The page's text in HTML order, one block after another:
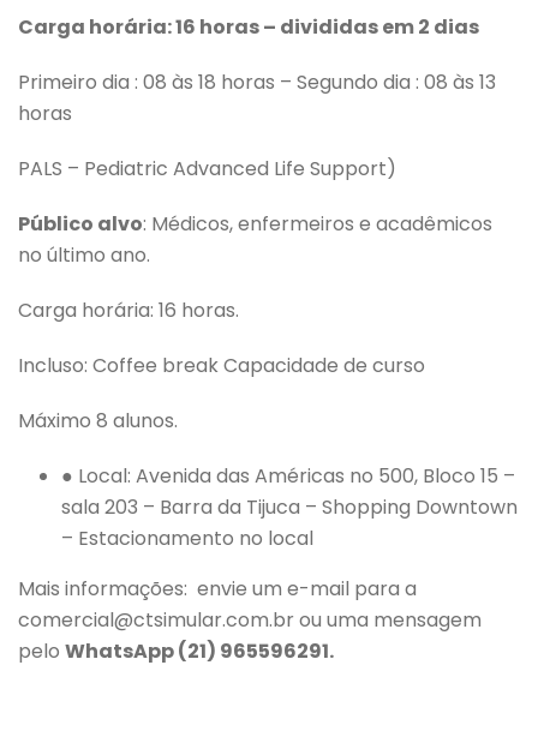
Carga horária: 16 horas – divididas em 2 dias
Primeiro dia : 08 às 18 horas – Segundo dia : 08 às 13
horas
PALS – Pediatric Advanced Life Support)
Público alvo: Médicos, enfermeiros e acadêmicos
no último ano.
Carga horária: 16 horas.
Incluso: Coffee break Capacidade de curso
Máximo 8 alunos.
● Local: Avenida das Américas no 500, Bloco 15 –
sala 203 – Barra da Tijuca – Shopping Downtown
– Estacionamento no local
Mais informações: envie um e-mail para a
comercial@ctsimular.com.br ou uma mensagem
pelo WhatsApp (21) 965596291.